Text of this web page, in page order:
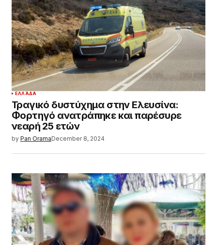
ΕΛΛΆΔΑ
Τραγικό δυστύχημα στην Ελευσίνα:
Φορτηγό ανατράπηκε και παρέσυρε
νεαρή 25 ετών
by Pan OramaDecember 8, 2024